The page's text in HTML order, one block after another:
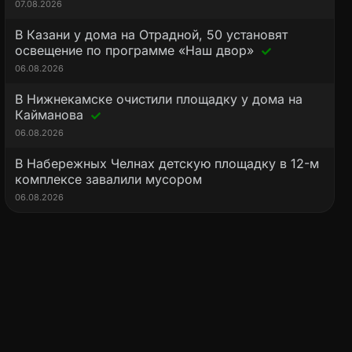
07.08.2026
В Казани у дома на Отрадной, 50 установят
освещение по программе «Наш двор»
06.08.2026
В Нижнекамске очистили площадку у дома на
Кайманова
06.08.2026
В Набережных Челнах детскую площадку в 12-м
комплексе завалили мусором
06.08.2026